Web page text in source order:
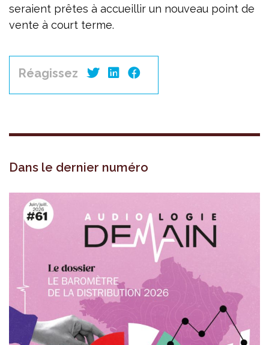
seraient prêtes à accueillir un nouveau point de
vente à court terme.
Réagissez
Dans le dernier numéro